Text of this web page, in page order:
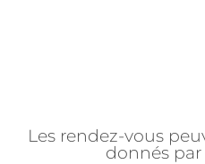
Les rendez-vous
donnés